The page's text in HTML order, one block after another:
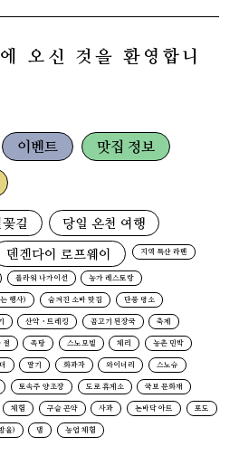
오신 것을 환영합니
이벤트 맛집 정보
꽃길 당일 온천 여행
덴겐다이 로프웨이 지역 특산 라멘
플라워 나가이선 농가 레스토랑
행사) 숨겨진 소바 맛집 단풍 명소
산악・트레킹 곰고기 된장국 축제
절 족탕 스노모빌 체리 농촌 민박
딸기 화과자 와이너리 스노슈
토속주 양조장 도로 휴게소 국보 문화재
체험 구슬 곤약 사과 논바닥 아트 포도
울) 댐 농업 체험